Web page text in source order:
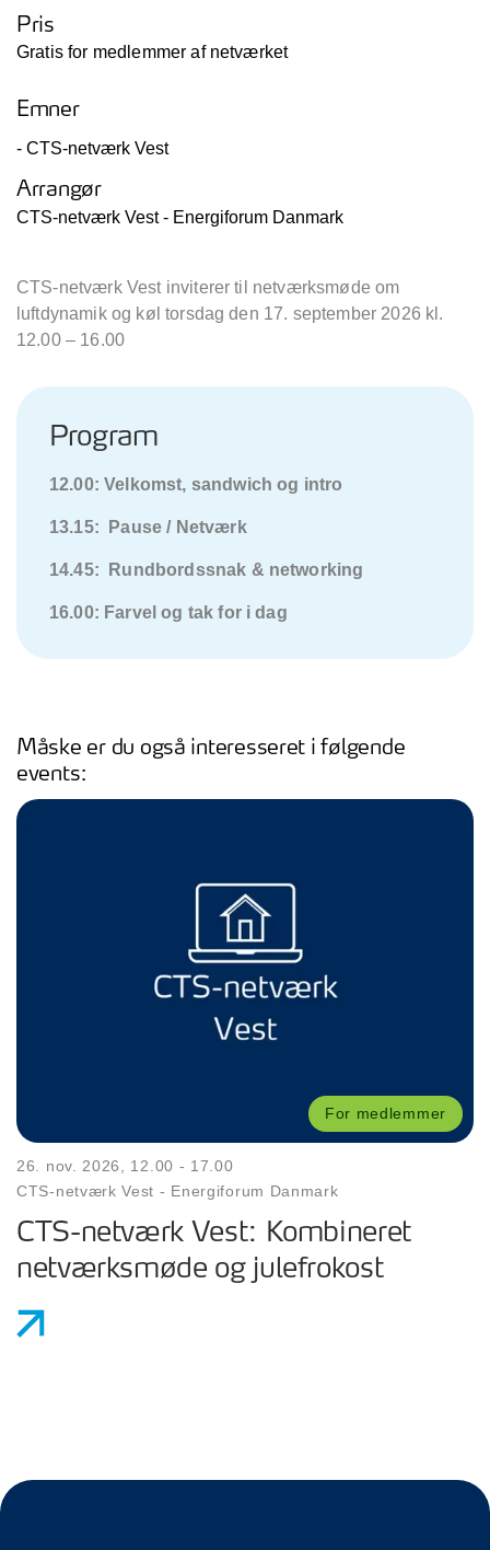
Pris
Gratis for medlemmer af netværket
Emner
- CTS-netværk Vest
Arrangør
CTS-netværk Vest - Energiforum Danmark
CTS-netværk Vest inviterer til netværksmøde om
luftdynamik og køl torsdag den 17. september 2026 kl.
12.00 – 16.00
Program
12.00: Velkomst, sandwich og intro
13.15: Pause / Netværk
14.45: Rundbordssnak & networking
16.00: Farvel og tak for i dag
Måske er du også interesseret i følgende
events:
For medlemmer
26. nov. 2026, 12.00 - 17.00
CTS-netværk Vest - Energiforum Danmark
CTS-netværk Vest: Kombineret
netværksmøde og julefrokost